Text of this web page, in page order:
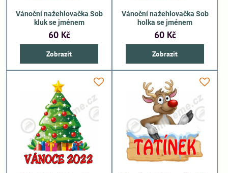
Vánoční nažehlovačka Sob
kluk se jménem
60 Kč
Zobrazit
Vánoční nažehlovačka Sob
holka se jménem
60 Kč
Zobrazit